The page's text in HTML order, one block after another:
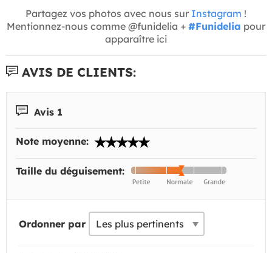
Partagez vos photos avec nous sur Instagram !
Mentionnez-nous comme @funidelia + #Funidelia pour
apparaître ici
AVIS DE CLIENTS:
Avis 1
Note moyenne:
Taille du déguisement:
Ordonner par